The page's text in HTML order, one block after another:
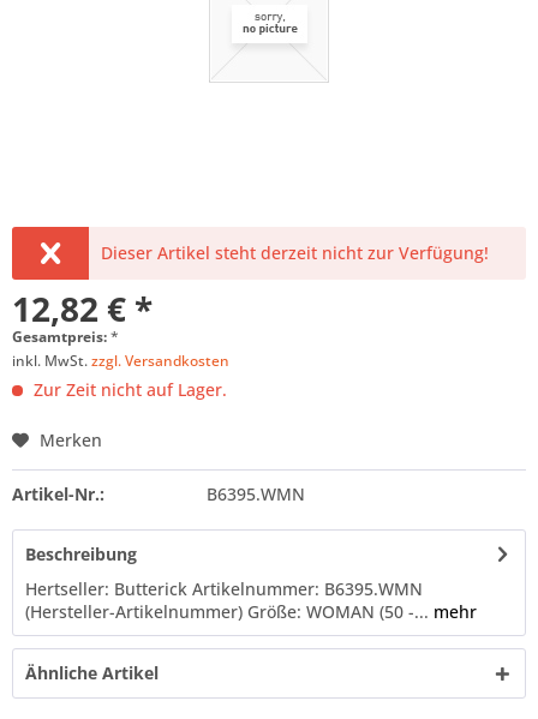
Dieser Artikel steht derzeit nicht zur Verfügung!
12,82 € *
Gesamtpreis:*
inkl. MwSt.zzgl. Versandkosten
Zur Zeit nicht auf Lager.
Merken
Artikel-Nr.: B6395.WMN
Beschreibung
Hertseller: Butterick Artikelnummer: B6395.WMN
(Hersteller-Artikelnummer) Größe: WOMAN (50 -... mehr
Ähnliche Artikel